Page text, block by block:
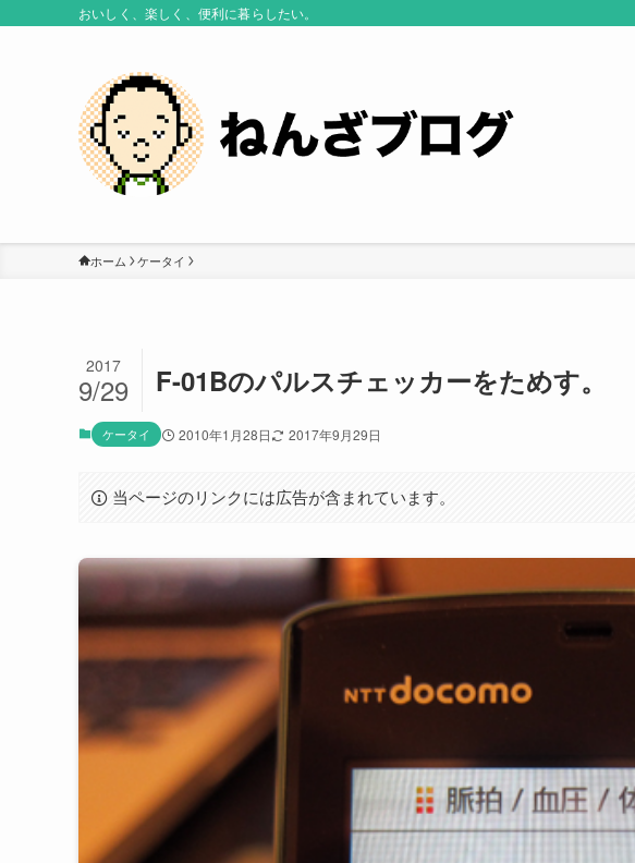
おいしく、楽しく、便利に暮らしたい。
ホーム ケータイ
F-01Bのパルスチェッカーをためす。
2017
9/29
ケータイ 2010年1月28日 2017年9月29日
当ページのリンクには広告が含まれています。